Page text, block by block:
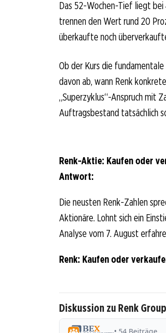
Das 52-Wochen-Tief liegt bei
trennen den Wert rund 20
überkaufte noch
Ob der Kurs die
davon ab, wann Renk
„Superzyklus“-Anspruch mit
Auftragsbestand tatsächlich
Renk-Aktie: Kaufen oder
Antwort:
Die neusten Renk-Zahlen
Aktionäre. Lohnt sich ein
Analyse vom 7. August
Renk: Kaufen oder
Diskussion zu Renk Group